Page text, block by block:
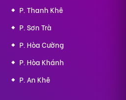
P. Thanh Khê
P. Sơn Trà
P. Hòa Cường
P. Hòa Khánh
P. An Khê